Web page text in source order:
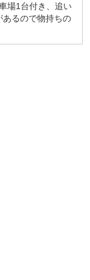
場1台付き、追い
るので物持ちの